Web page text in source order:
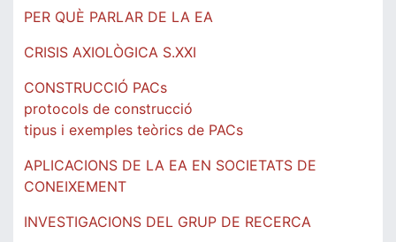
PER QUÈ PARLAR DE LA EA
CRISIS AXIOLÒGICA S.XXI
CONSTRUCCIÓ PACs
protocols de construcció
tipus i exemples teòrics de PACs
APLICACIONS DE LA EA EN SOCIETATS DE
CONEIXEMENT
INVESTIGACIONS DEL GRUP DE RECERCA